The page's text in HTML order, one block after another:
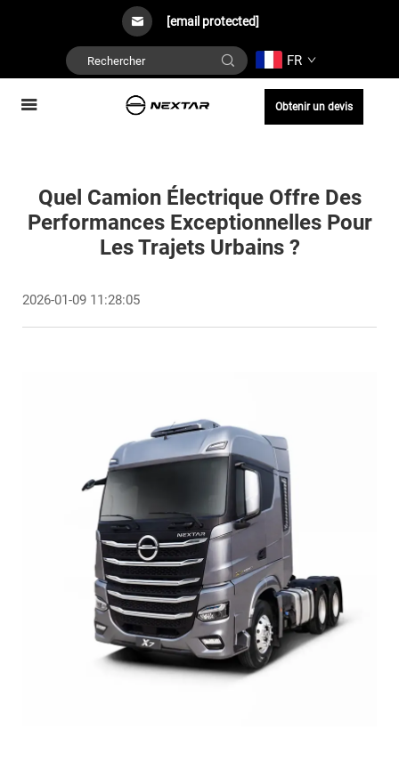
[email protected]
FR
Obtenir un devis
Quel Camion Électrique Offre Des
Performances Exceptionnelles Pour
Les Trajets Urbains ?
2026-01-09 11:28:05